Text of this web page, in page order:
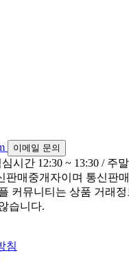
이메일 문의
시간 12:30 ~ 13:30 / 주
판매중개자이며 통신판
커뮤니티는 상품 거래정
습니다.
침